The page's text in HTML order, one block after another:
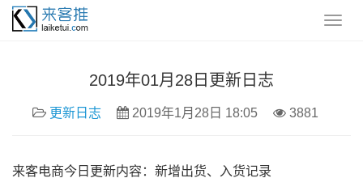
2019年01月28日更新日志
更新日志 2019年1月28日 18:05 3881
来客电商今日更新内容：新增出货、入货记录